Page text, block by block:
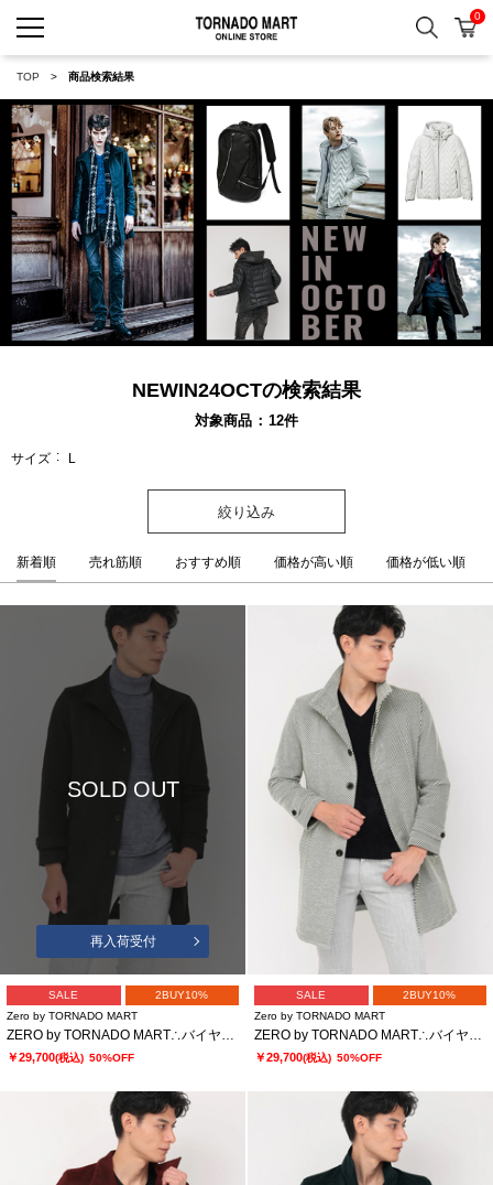
検索 カ
0
TOP 商品検索結果
NEWIN24OCTの検索結果
対象商品 12件
サイズ L
絞り込み
新着順 売れ筋順 おすすめ順 価格が高い順 価格が低い順
SOLD OUT
再入荷受付
SALE
2BUY10%
Zero by TORNADO MART
￥29,700(税込) 50%OFF
SALE
2BUY10%
Zero by TORNADO MART
￥29,700(税込) 50%OFF